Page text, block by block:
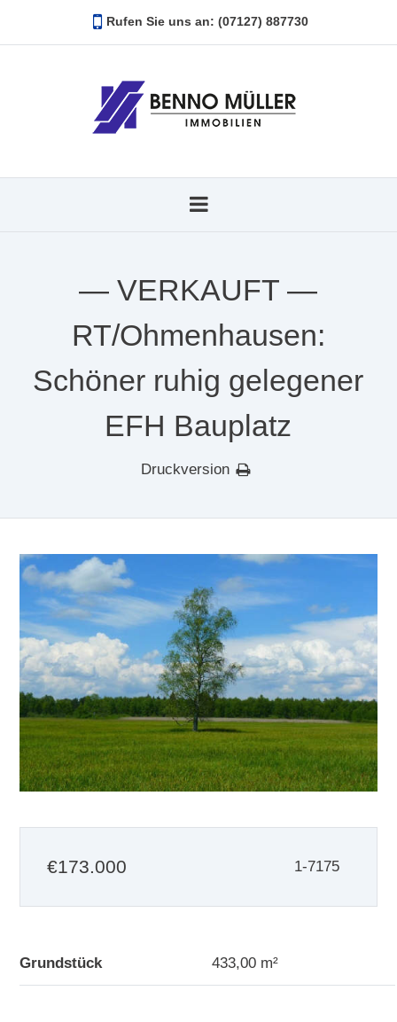
Rufen Sie uns an: (07127) 887730
— VERKAUFT —
RT/Ohmenhausen:
Schöner ruhig gelegener
EFH Bauplatz
Druckversion
€173.000 1-7175
Grundstück 433,00 m²